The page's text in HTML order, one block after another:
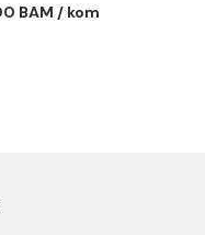
BAM / kom